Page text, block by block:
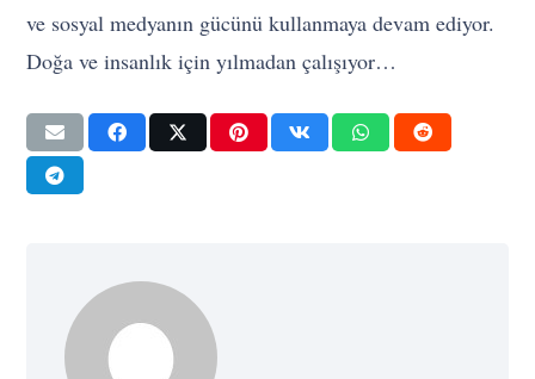
ve sosyal medyanın gücünü kullanmaya devam ediyor.
Doğa ve insanlık için yılmadan çalışıyor…